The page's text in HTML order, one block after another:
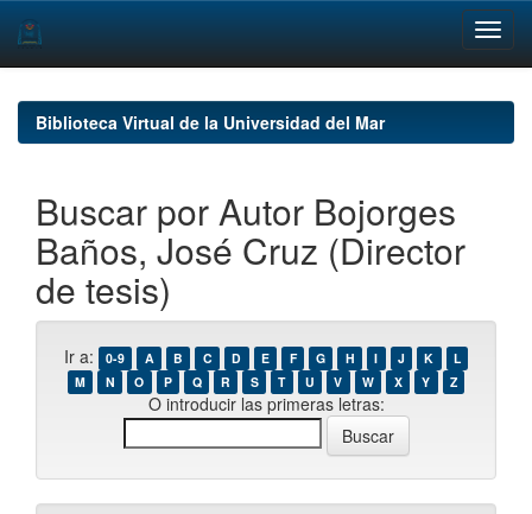
navigationBiblioteca Virtual de la Universidad del Mar
Buscar por Autor Bojorges
Baños, José Cruz (Director
de tesis)
Ir a: 0-9 A B C D E F G H I J K
L
M
N O P Q R S T U V W X Y Z
O introducir las primeras letras: